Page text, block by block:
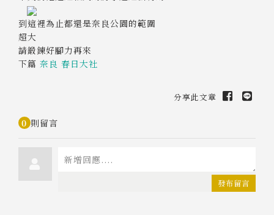
到這裡為止都還是奈良公園的範圍
超大
請鍛鍊好腳力再來
下篇 奈良 春日大社
分享此文章
0 則留言
發布留言